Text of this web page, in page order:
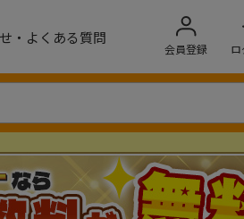
・よくある質問
会員登録